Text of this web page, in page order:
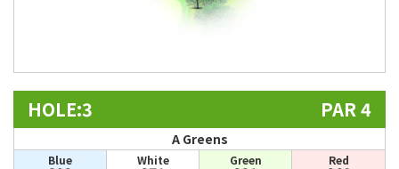
HOLE:3 PAR 4
A Greens
Blue White Green Red